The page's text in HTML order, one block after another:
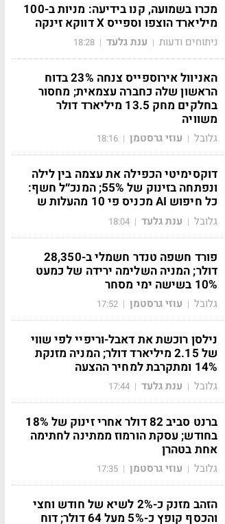
מכרו בשמועה, קנו בידיעה: מניות ב-100
מיליארד הוצפו וספייס X דווקא זינקה
ניתוחים ודעות | ענת גלעד |
18:28
האניוול אירוספייס צנחה 23% בדוח
הראשון שלה כחברה עצמאית; מחסור
בחלקים מחק 13.5 מיליארד דולר
משוויה
גלובל | עוזי גרסטמן |
18:16
דוקסימיטי הכפילה את עצמה בין לילה
ונפתחה בזינוק של 55%; המנכ״ל חשף:
כל חיפוש AI מכניס פי 10 מהעלות ש
גלובל | ענת גלעד |
18:04
פורד חשפה טנדר חשמלי ב-28,350
דולר; המניה השלימה ירידה של כמעט
10% בשישה ימי מסחר
גלובל | עוזי גרסטמן |
17:52
נילסן רוכשת את דאבל-וריפיי לפי שווי
של 2.15 מיליארד דולר; המניה מזנקת
14% ומתקרבת למחיר ההצעה
גלובל | ענת גלעד |
17:44
ברנט סביב 82 דולר אחרי זינוק של 18%
בחודש; עסקת הורמוז ממתינה לחתימה
אחת בטהרן
גלובל | עוזי גרסטמן |
17:35
הזהב מזנק כ-2% לשיא של חודש וחצי
והכסף קופץ כ-5% מעל 64 דולר; דוח